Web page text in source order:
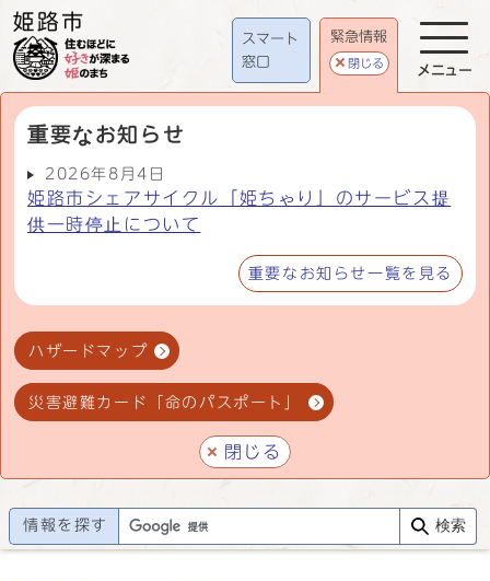
スマート
窓口
緊急情報
閉じる
重要なお知らせ
2026年8月4日
姫路市シェアサイクル「姫ちゃり」のサービス提
供一時停止について
重要なお知らせ一覧を見る
ハザードマップ
災害避難カード「命のパスポート」
閉じる
メニュー
情報を探す 検索